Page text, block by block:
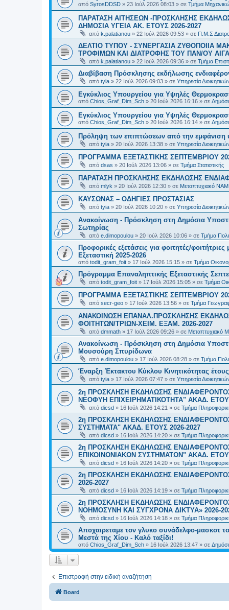
από SyrosDDSD » 23 Ιούλ 2026 08:03 » σε Τμήμα
ΠΑΡΑΤΑΣΗ ΑΙΤΗΣΕΩΝ -ΠΡΟΣΚΛΗΣΗΣ
ΔΗΜΟΣΙΑ ΥΓΕΙΑ AK. ETOYΣ 2026-2027
από k.palatianou » 22 Ιούλ 2026 09:53 » σε Π.Μ.Σ
ΔΕΛΤΙΟ ΤΥΠΟΥ - ΣΥΝΕΡΓΑΣΙΑ ΖΥΘΟΠΟΙΙΑ
ΤΡΟΦΙΜΩΝ ΚΑΙ ΔΙΑΤΡΟΦΗΣ ΤΟΥ ΠΑΝ/ΟΥ
από k.palatianou » 22 Ιούλ 2026 09:36 » σε Τμήμα
Διαβίβαση Πρόσκλησης εκδήλωσης
από tyia » 22 Ιούλ 2026 09:03 » σε Υπηρεσία
Εγκύκλιος Υπουργείου για Υψηλές
από Chios_Graf_Dim_Sch » 20 Ιούλ 2026 16:16 » σε
Εγκύκλιος Υπουργείου για Υψηλές
από Chios_Graf_Dim_Sch » 20 Ιούλ 2026 16:14 » σε
Πρόληψη των επιπτώσεων από την εμφάνιση
από tyia » 20 Ιούλ 2026 13:38 » σε Υπηρεσία
ΠΡΟΓΡΑΜΜΑ ΕΞΕΤΑΣΤΙΚΗΣ ΣΕΠΤΕΜΒΡΙΟΥ
από dsas » 20 Ιούλ 2026 13:06 » σε Τμήμα Στατιστικής
ΠΑΡΑΤΑΣΗ ΠΡΟΣΚΛΗΣΗΣ ΕΚΔΗΛΩΣΗΣ
από mlyk » 20 Ιούλ 2026 12:30 » σε Μεταπτυχιακό
ΚΑΥΣΩΝΑΣ – ΟΔΗΓΙΕΣ ΠΡΟΣΤΑΣΙΑΣ
από tyia » 20 Ιούλ 2026 10:20 » σε Υπηρεσία
Ανακοίνωση - Πρόσκληση στη Δημόσια
Σωτηρίας
από e.dimopoulou » 20 Ιούλ 2026 10:06 » σε Τμήμα
Προφορικές εξετάσεις για φοιτητές/
Εξεταστική 2025-2026
από todit_gram_foit » 17 Ιούλ 2026 15:15 » σε Τμήμα
Πρόγραμμα Επαναληπτικής Εξεταστικής
από todit_gram_foit » 17 Ιούλ 2026 15:05 » σε Τμήμα
ΠΡΟΓΡΑΜΜΑ ΕΞΕΤΑΣΤΙΚΗΣ ΣΕΠΤΕΜΒΡΙΟΥ
από secr-geo » 17 Ιούλ 2026 13:56 » σε Τμήμα
ΑΝΑΚΟΙΝΩΣΗ ΕΠΑΝΑΛ.ΠΡΟΣΚΛΗΣΗΣ
ΦΟΙΤΗΤΩΝ/ΤΡΙΩΝ-ΧΕΙΜ. ΕΞΑΜ. 2026-2027
από dmmath » 17 Ιούλ 2026 09:26 » σε Μεταπτυχιακό
Ανακοίνωση - Πρόσκληση στη Δημόσια
Μουσούρη Σπυρίδωνα
από e.dimopoulou » 17 Ιούλ 2026 08:28 » σε Τμήμα
Έναρξη Έκτακτου Κύκλου Κινητικότητας
από tyia » 17 Ιούλ 2026 07:47 » σε Υπηρεσία
2η ΠΡΟΣΚΛΗΣΗ ΕΚΔΗΛΩΣΗΣ
ΝΕΟΦΥΗ ΕΠΙΧΕΙΡΗΜΑΤΙΚΟΤΗΤΑ" ΑΚΑΔ.
από dicsd » 16 Ιούλ 2026 14:21 » σε Τμήμα
2η ΠΡΟΣΚΛΗΣΗ ΕΚΔΗΛΩΣΗΣ
ΣΥΣΤΗΜΑΤΑ" ΑΚΑΔ. ΕΤΟΥΣ 2026-2027
από dicsd » 16 Ιούλ 2026 14:20 » σε Τμήμα
2η ΠΡΟΣΚΛΗΣΗ ΕΚΔΗΛΩΣΗΣ
ΕΠΙΚΟΙΝΩΝΙΑΚΩΝ ΣΥΣΤΗΜΑΤΩΝ" ΑΚΑΔ.
από dicsd » 16 Ιούλ 2026 14:20 » σε Τμήμα
2η ΠΡΟΣΚΛΗΣΗ ΕΚΔΗΛΩΣΗΣ
2026-2027
από dicsd » 16 Ιούλ 2026 14:19 » σε Τμήμα
2η ΠΡΟΣΚΛΗΣΗ ΕΚΔΗΛΩΣΗΣ
ΝΟΗΜΟΣΥΝΗ ΚΑΙ ΣΥΓΧΡΟΝΑ ΔΙΚΤΥΑ» 2026-
από dicsd » 16 Ιούλ 2026 14:18 » σε Τμήμα
Αποχαιρεταμε τον γλυκο συνάδελφο-μασκοτ
Μεστά της Χίου - Καλό ταξίδι!
από Chios_Graf_Dim_Sch » 16 Ιούλ 2026 13:47 » σε
Επιστροφή στην ειδική αναζήτηση
Board